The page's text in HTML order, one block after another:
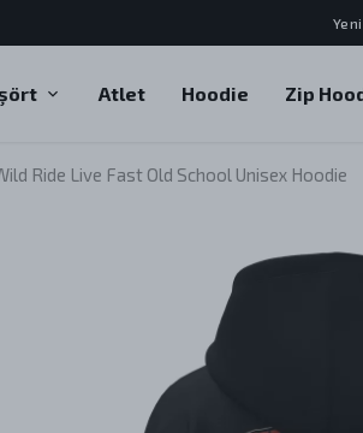
Atlet Hoodie Zip
Ride Live Fast Old School Unisex Hoodie